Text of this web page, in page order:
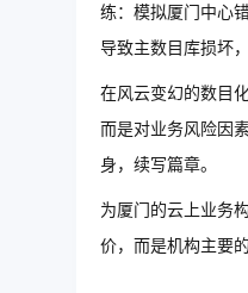
练：模拟厦门中心
导致主数目库损坏
在风云变幻的数目
而是对业务风险因
身，续写篇章。
为厦门的云上业务
价，而是机构主要